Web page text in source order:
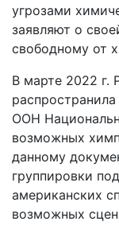
угрозами
заявляют о
свободному от
В марте 2022 г.
ООН
возможных
данному
группировки
американских
возможных